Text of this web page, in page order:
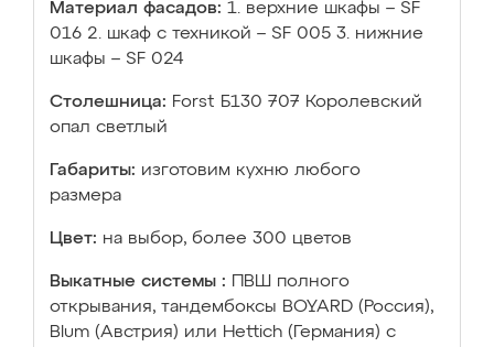
Материал фасадов: 1. верхние шкафы – SF
016 2. шкаф с техникой – SF 005 3. нижние
шкафы – SF 024
Столешница: Forst Б130 707 Королевский
опал светлый
Габариты: изготовим кухню любого
размера
Цвет: на выбор, более 300 цветов
Выкатные системы :
ПВШ полного
открывания, тандембоксы BOYARD (Россия),
Blum (Австрия) или Hettich (Германия) с